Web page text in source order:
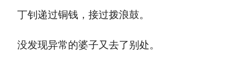
丁钊递过铜钱，接过拨浪鼓。
没发现异常的婆子又去了别处。